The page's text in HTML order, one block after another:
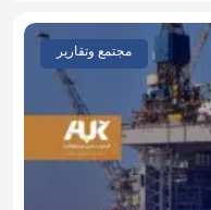
مجتمع وتقارير